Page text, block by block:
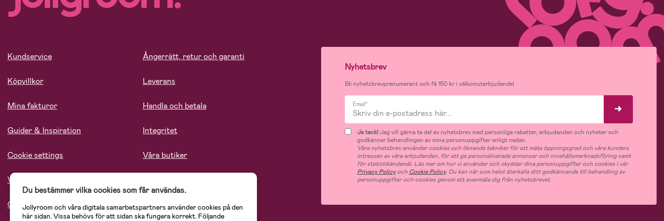
Kundservice
Köpvillkor
Mina fakturor
Guider & Inspiration
Cookie settings
Vårt ansvar
Om oss
Ångerrätt, retur och garanti
Leverans
Handla och betala
Integritet
Våra butiker
Nyhetsbrev
Bli nyhetsbrevprenumerant och få 150 kr i välkomsterbjudande!
Email*
Ja tack!Jag vill gärna ta del av nyhetsbrev med personliga rabatter, erbjudanden och nyheter och
godkänner behandlingen av mina personuppgifter enligt nedan.
Våra nyhetsbrev använder cookies och liknande tekniker för att mäta öppningsgrad och våra kunders
intressen av våra erbjudanden, för att ge personaliserade annonser och innehållsmarknadsföring samt
för statistikändamål. Läs mer om hur vi använder och skyddar dina personuppgifter och cookies i vår
Privacy Policyoch Cookie Policy. Du kan när som helst återkalla ditt godkännande till behandling av
personuppgifter och cookies genom att avanmäla dig från nyhetsbrevet.
Du bestämmer vilka cookies som får användas.
Jollyroom och våra digitala samarbetspartners använder cookies på den
här sidan. Vissa behövs för att sidan ska fungera korrekt. Följande